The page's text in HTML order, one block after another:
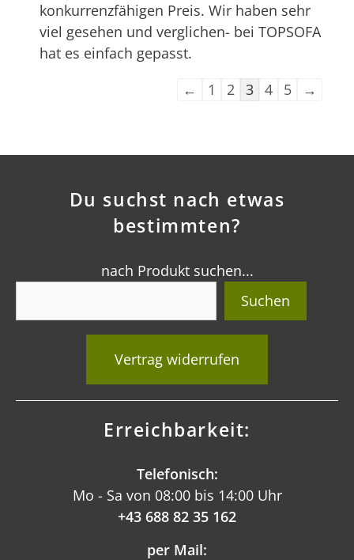
konkurrenzfähigen Preis. Wir haben sehr
viel gesehen und verglichen- bei TOPSOFA
hat es einfach gepasst.
Navigation
← 1 2 3 4 5 →
Du suchst nach etwas
bestimmten?
nach Produkt suchen...
Suchen
Vertrag widerrufen
Erreichbarkeit:
Telefonisch:
Mo - Sa von 08:00 bis 14:00 Uhr
+43 688 82 35 162
per Mail: